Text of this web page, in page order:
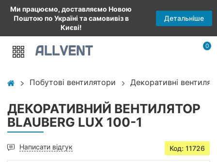
Ми працюємо, доставляємо Новою
Поштою по Україні та самовивіз в
Києві!
Детальніше
0
Побутові вентилятори Декоративні
ДЕКОРАТИВНИЙ ВЕНТИЛЯТОР
BLAUBERG LUX 100-1
Написати відгук Код: 11726